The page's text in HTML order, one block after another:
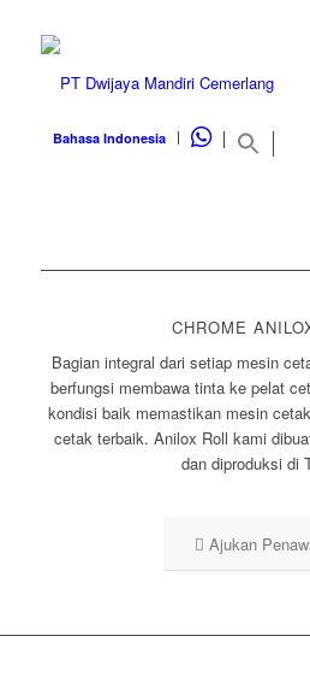
Bahasa Indonesia WHATSAPP
CHROME
Bagian integral dari setiap mesin
berfungsi membawa tinta ke pelat
kondisi baik memastikan mesin
cetak terbaik. Anilox Roll kami
dan diproduksi di
Ajukan